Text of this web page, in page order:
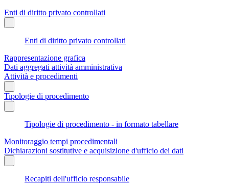
Enti di diritto privato controllati
Enti di diritto privato controllati
Rappresentazione grafica
Dati aggregati attività amministrativa
Attività e procedimenti
Tipologie di procedimento
Tipologie di procedimento - in formato tabellare
Monitoraggio tempi procedimentali
Dichiarazioni sostitutive e acquisizione d'ufficio dei dati
Recapiti dell'ufficio responsabile